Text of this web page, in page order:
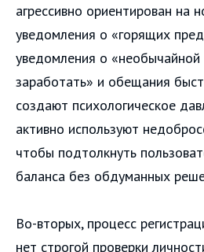
агрессивно ориентирован на
уведомления о «горящих
уведомления о
заработать» и обещания
создают психологическое
активно используют
чтобы подтолкнуть
баланса без обдуманных
Во-вторых, процесс
нет строгой проверки